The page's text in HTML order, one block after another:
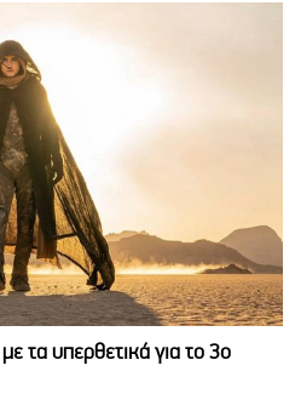
τα υπερθετικά για το 3ο